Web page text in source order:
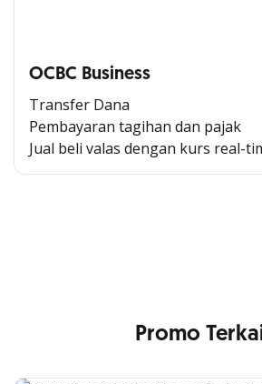
OCBC Business
Transfer Dana
Pembayaran tagihan dan pajak
Jual beli valas dengan kurs real-
Cross Selling Banner
Promo